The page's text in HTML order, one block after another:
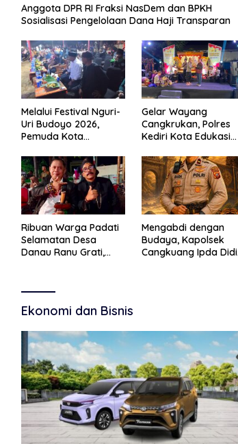
Anggota DPR RI Fraksi NasDem dan BPKH
Sosialisasi Pengelolaan Dana Haji Transparan
Melalui Festival Nguri-
Uri Budoyo 2026,
Pemuda Kota
Karakter Kebudayaan
dan Bebas Narkoba
Gelar Wayang
Cangkrukan, Polres
Kediri Kota Edukasi
Seni Budaya
Ribuan Warga Padati
Selamatan Desa
Danau Ranu Grati,
Pemkab
Mengabdi dengan
Budaya, Kapolsek
Cangkuang Ipda Didi
Ekonomi dan Bisnis